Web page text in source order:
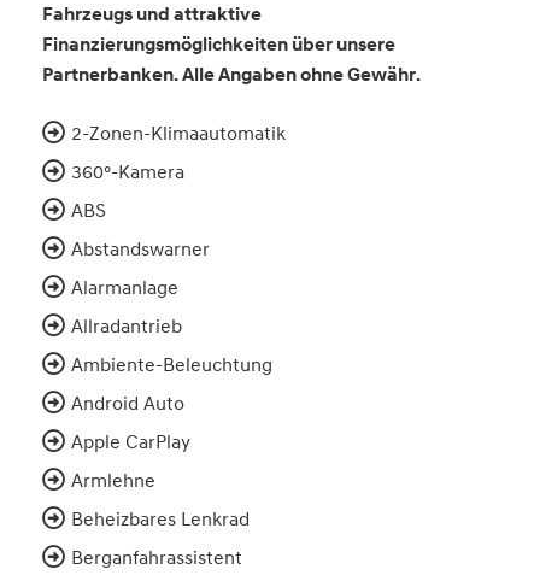
Fahrzeugs und attraktive
Finanzierungsmöglichkeiten über unsere
Partnerbanken. Alle Angaben ohne Gewähr.
2-Zonen-Klimaautomatik
360°-Kamera
ABS
Abstandswarner
Alarmanlage
Allradantrieb
Ambiente-Beleuchtung
Android Auto
Apple CarPlay
Armlehne
Beheizbares Lenkrad
Berganfahrassistent